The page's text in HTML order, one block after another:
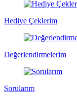
Hediye Çeklerim
Değerlendirmelerim
Sorularım